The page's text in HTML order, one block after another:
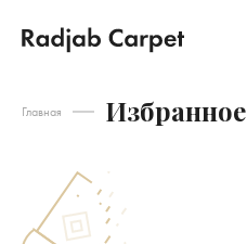
Главная Избранное